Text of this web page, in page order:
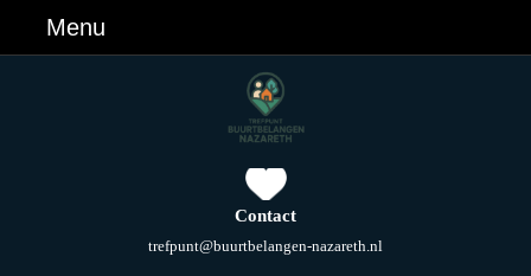
Menu
Contact
trefpunt@buurtbelangen-nazareth.nl